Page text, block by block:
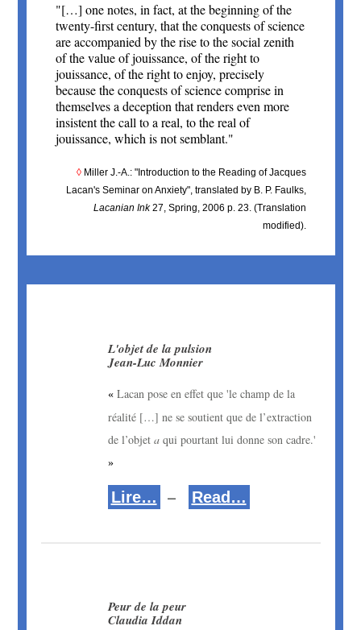
"[…] one notes, in fact, at the beginning of the
twenty-first century, that the conquests of science
are accompanied by the rise to the social zenith
of the value of jouissance, of the right to
jouissance, of the right to enjoy, precisely
because the conquests of science comprise in
themselves a deception that renders even more
insistent the call to a real, to the real of
jouissance, which is not semblant."
◊ Miller J.-A.: "Introduction to the Reading of Jacques
Lacan's Seminar on Anxiety", translated by B. P. Faulks,
Lacanian Ink27, Spring, 2006 p. 23. (Translation
modified).
L'objet de la pulsion
Jean-Luc Monnier
« Lacan pose en effet que 'le champ de la
réalité […] ne se soutient que de l’extraction
de l’objet aqui pourtant lui donne son cadre.'
»
Lire… – Read…
Peur de la peur
Claudia Iddan